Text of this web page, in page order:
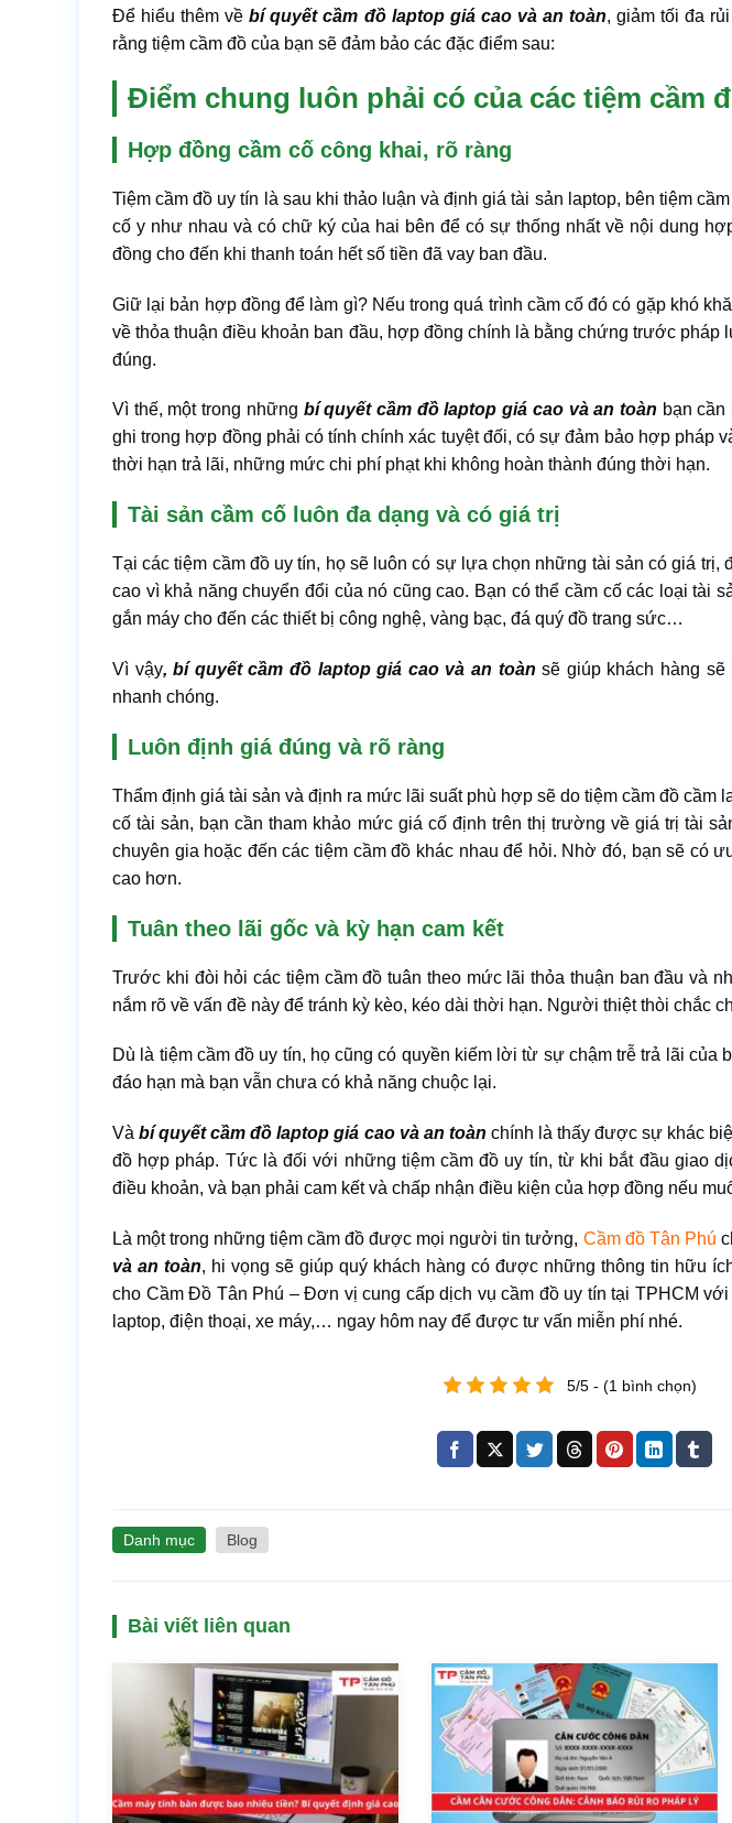
Để hiểu thêm vềbí quyết cầm đồ laptop giá cao và an toàn, giảm tối đa
rằng tiệm cầm đồ của bạn sẽ đảm bảo các đặc điểm sau:
Điểm chung luôn phải có của các tiệm cầm
Hợp đồng cầm cố công khai, rõ ràng
Tiệm cầm đồ uy tín là sau khi thảo luận và định giá tài sản laptop, bên tiệm
cố y như nhau và có chữ ký của hai bên để có sự thống nhất về nội dung
đồng cho đến khi thanh toán hết số tiền đã vay ban đầu.
Giữ lại bản hợp đồng để làm gì? Nếu trong quá trình cầm cố đó có gặp khó
về thỏa thuận điều khoản ban đầu, hợp đồng chính là bằng chứng trước
đúng.
Vì thế, một trong những bí quyết cầm đồ laptop giá cao và an toàn bạn
ghi trong hợp đồng phải có tính chính xác tuyệt đối, có sự đảm bảo hợp pháp
thời hạn trả lãi, những mức chi phí phạt khi không hoàn thành đúng thời hạn.
Tài sản cầm cố luôn đa dạng và có giá trị
Tại các tiệm cầm đồ uy tín, họ sẽ luôn có sự lựa chọn những tài sản có giá trị,
cao vì khả năng chuyển đổi của nó cũng cao. Bạn có thể cầm cố các loại tài
gắn máy cho đến các thiết bị công nghệ, vàng bạc, đá quý đồ trang sức…
Vì vậy, bí quyết cầm đồ laptop giá cao và an toànsẽ giúp khách hàng
nhanh chóng.
Luôn định giá đúng và rõ ràng
Thẩm định giá tài sản và định ra mức lãi suất phù hợp sẽ do tiệm cầm đồ cầm
cố tài sản, bạn cần tham khảo mức giá cố định trên thị trường về giá trị tài
chuyên gia hoặc đến các tiệm cầm đồ khác nhau để hỏi. Nhờ đó, bạn sẽ có
cao hơn.
Tuân theo lãi gốc và kỳ hạn cam kết
Trước khi đòi hỏi các tiệm cầm đồ tuân theo mức lãi thỏa thuận ban đầu và
nắm rõ về vấn đề này để tránh kỳ kèo, kéo dài thời hạn. Người thiệt thòi chắc
Dù là tiệm cầm đồ uy tín, họ cũng có quyền kiếm lời từ sự chậm trễ trả lãi của
đáo hạn mà bạn vẫn chưa có khả năng chuộc lại.
Vàbí quyết cầm đồ laptop giá cao và an toàn chính là thấy được sự khác
đồ hợp pháp. Tức là đối với những tiệm cầm đồ uy tín, từ khi bắt đầu giao
điều khoản, và bạn phải cam kết và chấp nhận điều kiện của hợp đồng nếu
Là một trong những tiệm cầm đồ được mọi người tin tưởng, Cầm đồ Tân Phú
và an toàn, hi vọng sẽ giúp quý khách hàng có được những thông tin hữu
cho Cầm Đồ Tân Phú – Đơn vị cung cấp dịch vụ cầm đồ uy tín tại TPHCM
laptop, điện thoại, xe máy,… ngay hôm nay để được tư vấn miễn phí nhé.
5/5 - (1 bình chọn)
Danh mục Blog
Bài viết liên quan